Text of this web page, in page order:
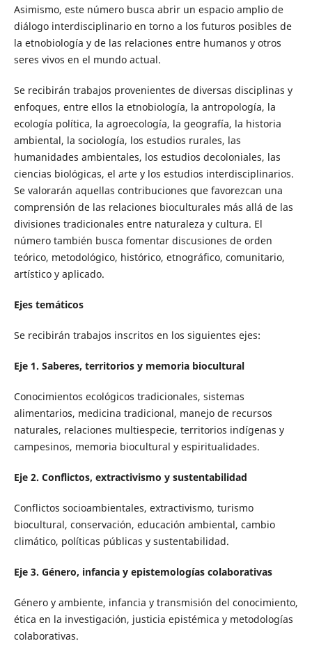
Asimismo, este número busca abrir un espacio amplio de
diálogo interdisciplinario en torno a los futuros posibles de
la etnobiología y de las relaciones entre humanos y otros
seres vivos en el mundo actual.
Se recibirán trabajos provenientes de diversas disciplinas y
enfoques, entre ellos la etnobiología, la antropología, la
ecología política, la agroecología, la geografía, la historia
ambiental, la sociología, los estudios rurales, las
humanidades ambientales, los estudios decoloniales, las
ciencias biológicas, el arte y los estudios interdisciplinarios.
Se valorarán aquellas contribuciones que favorezcan una
comprensión de las relaciones bioculturales más allá de las
divisiones tradicionales entre naturaleza y cultura. El
número también busca fomentar discusiones de orden
teórico, metodológico, histórico, etnográfico, comunitario,
artístico y aplicado.
Ejes temáticos
Se recibirán trabajos inscritos en los siguientes ejes:
Eje 1. Saberes, territorios y memoria biocultural
Conocimientos ecológicos tradicionales, sistemas
alimentarios, medicina tradicional, manejo de recursos
naturales, relaciones multiespecie, territorios indígenas y
campesinos, memoria biocultural y espiritualidades.
Eje 2. Conflictos, extractivismo y sustentabilidad
Conflictos socioambientales, extractivismo, turismo
biocultural, conservación, educación ambiental, cambio
climático, políticas públicas y sustentabilidad.
Eje 3. Género, infancia y epistemologías colaborativas
Género y ambiente, infancia y transmisión del conocimiento,
ética en la investigación, justicia epistémica y metodologías
colaborativas.